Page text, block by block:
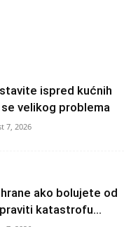
ispred kućnih
velikog problema
7, 2026
ako bolujete od
katastrofu...